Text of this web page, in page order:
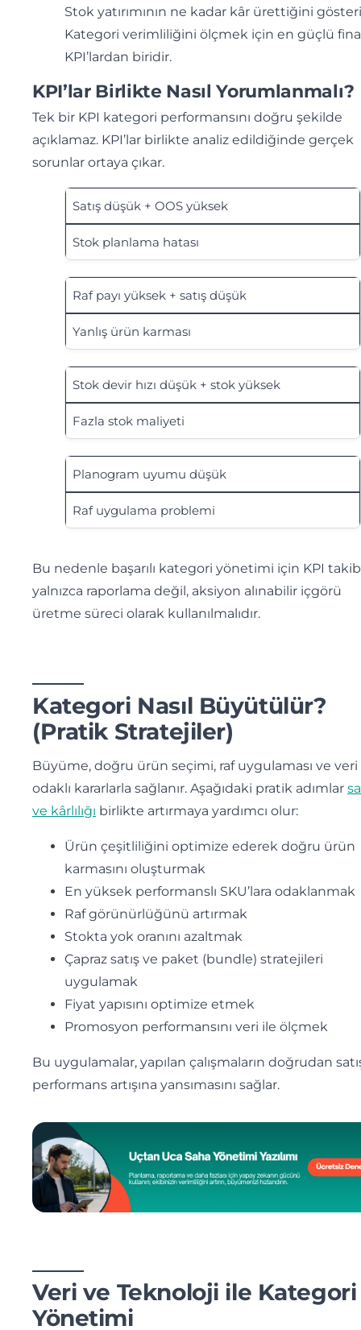
Stok yatırımının ne kadar kâr ürettiğini
Kategori verimliliğini ölçmek için en güçlü
KPI’lardan biridir.
KPI’lar Birlikte Nasıl Yorumlanmalı?
Tek bir KPI kategori performansını doğru şekilde
açıklamaz. KPI’lar birlikte analiz edildiğinde gerçek
sorunlar ortaya çıkar.
Satış düşük + OOS yüksek
Stok planlama hatası
Raf payı yüksek + satış düşük
Yanlış ürün karması
Stok devir hızı düşük + stok yüksek
Fazla stok maliyeti
Planogram uyumu düşük
Raf uygulama problemi
Bu nedenle başarılı kategori yönetimi için KPI
yalnızca raporlama değil, aksiyon alınabilir içgörü
üretme süreci olarak kullanılmalıdır.
Kategori Nasıl Büyütülür?
(Pratik Stratejiler)
Büyüme, doğru ürün seçimi, raf uygulaması ve veri
odaklı kararlarla sağlanır. Aşağıdaki pratik adımlar
ve kârlılığı birlikte artırmaya yardımcı olur:
Ürün çeşitliliğini optimize ederek doğru ürün
karmasını oluşturmak
En yüksek performanslı SKU’lara odaklanmak
Raf görünürlüğünü artırmak
Stokta yok oranını azaltmak
Çapraz satış ve paket (bundle) stratejileri
uygulamak
Fiyat yapısını optimize etmek
Promosyon performansını veri ile ölçmek
Bu uygulamalar, yapılan çalışmaların doğrudan
performans artışına yansımasını sağlar.
Veri ve Teknoloji ile Kategori
Yönetimi